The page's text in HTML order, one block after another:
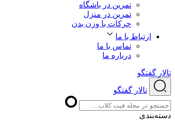
تمرین در باشگاه
تمرین در منزل
حرکات با وزن بدن
ارتباط با ما
تماس با ما
درباره ما
تالار گفتگو
تالار گفتگو
دسته‌بندی